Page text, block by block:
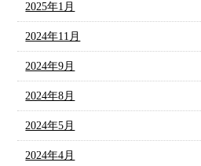
2025年1月
2024年11月
2024年9月
2024年8月
2024年5月
2024年4月